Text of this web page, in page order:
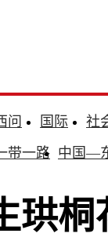
问 国际
社
带一路 中国—
珙